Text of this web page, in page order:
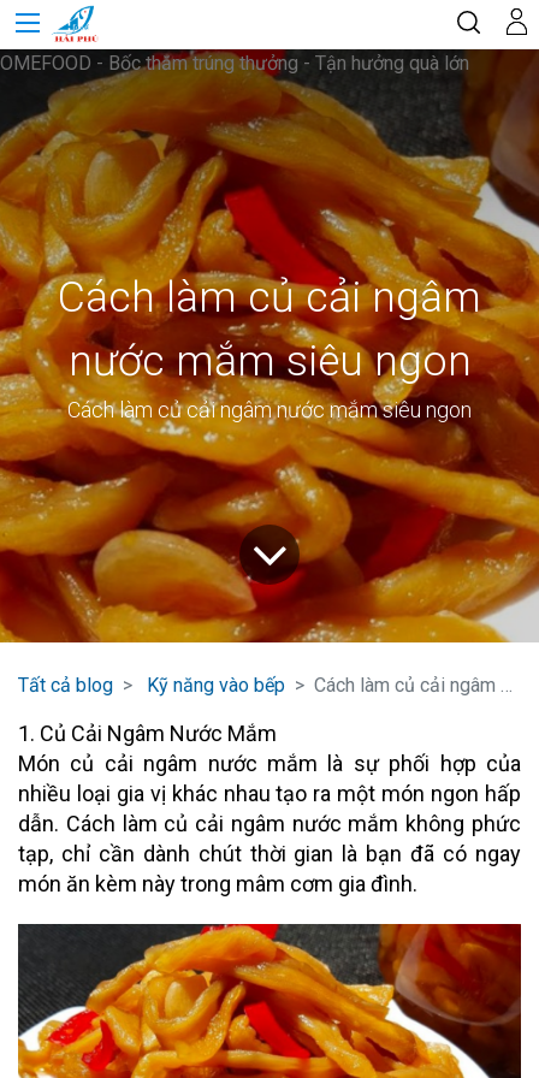
OMEFOOD - Bốc thăm trúng thưởng - Tận hưởng quà lớn
Cách làm củ cải ngâm
nước mắm siêu ngon
Cách làm củ cải ngâm nước mắm siêu ngon
Tất cả blog Kỹ năng vào bếp Cách làm củ cải ngâm nước mắm siêu ngon
1. Củ Cải Ngâm Nước Mắm
Món củ cải ngâm nước mắm là sự phối hợp của
nhiều loại gia vị khác nhau tạo ra một món ngon hấp
dẫn. Cách làm củ cải ngâm nước mắm không phức
tạp, chỉ cần dành chút thời gian là bạn đã có ngay
món ăn kèm này trong mâm cơm gia đình.